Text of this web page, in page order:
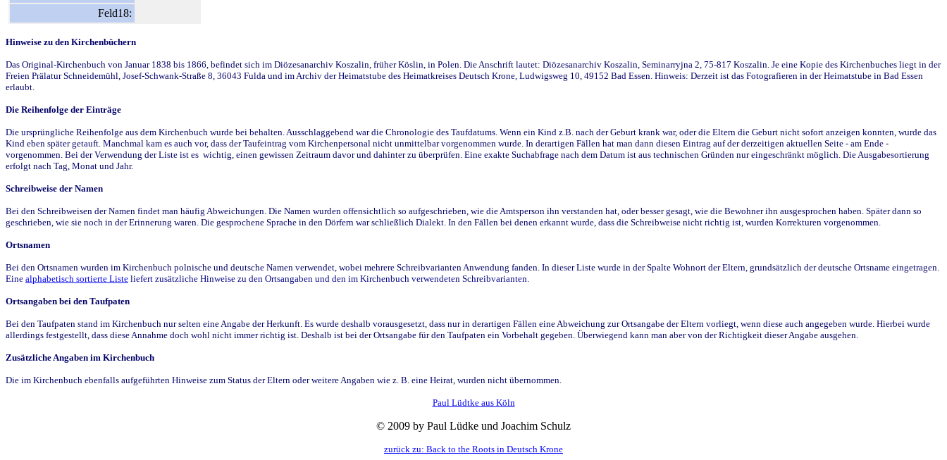
Feld18:
Hinweise zu den Kirchenbüchern
Das Original-Kirchenbuch von Januar 1838 bis 1866, befindet sich im Diözesanarchiv Koszalin, früher Köslin, in Polen. Die Anschrift lautet: Diözesanarchiv Koszalin, Seminarryjna 2, 75-817 Koszalin. Je eine Kopie des Kirchenbuches liegt in der
Freien Prälatur Schneidemühl, Josef-Schwank-Straße 8, 36043 Fulda und im Archiv der Heimatstube des Heimatkreises Deutsch Krone, Ludwigsweg 10, 49152 Bad Essen. Hinweis: Derzeit ist das Fotografieren in der Heimatstube in Bad Essen
erlaubt.
Die Reihenfolge der Einträge
Die ursprüngliche Reihenfolge aus dem Kirchenbuch wurde bei behalten. Ausschlaggebend war die Chronologie des Taufdatums. Wenn ein Kind z.B. nach der Geburt krank war, oder die Eltern die Geburt nicht sofort anzeigen konnten, wurde das
Kind eben später getauft. Manchmal kam es auch vor, dass der Taufeintrag vom Kirchenpersonal nicht unmittelbar vorgenommen wurde. In derartigen Fällen hat man dann diesen Eintrag auf der derzeitigen aktuellen Seite - am Ende -
vorgenommen. Bei der Verwendung der Liste ist es wichtig, einen gewissen Zeitraum davor und dahinter zu überprüfen. Eine exakte Suchabfrage nach dem Datum ist aus technischen Gründen nur eingeschränkt möglich. Die Ausgabesortierung
erfolgt nach Tag, Monat und Jahr.
Schreibweise der Namen
Bei den Schreibweisen der Namen findet man häufig Abweichungen. Die Namen wurden offensichtlich so aufgeschrieben, wie die Amtsperson ihn verstanden hat, oder besser gesagt, wie die Bewohner ihn ausgesprochen haben. Später dann so
geschrieben, wie sie noch in der Erinnerung waren. Die gesprochene Sprache in den Dörfern war schließlich Dialekt. In den Fällen bei denen erkannt wurde, dass die Schreibweise nicht richtig ist, wurden Korrekturen vorgenommen.
Ortsnamen
Bei den Ortsnamen wurden im Kirchenbuch polnische und deutsche Namen verwendet, wobei mehrere Schreibvarianten Anwendung fanden. In dieser Liste wurde in der Spalte Wohnort der Eltern, grundsätzlich der deutsche Ortsname eingetragen.
Eine alphabetisch sortierte Liste liefert zusätzliche Hinweise zu den Ortsangaben und den im Kirchenbuch verwendeten Schreibvarianten.
Ortsangaben bei den Taufpaten
Bei den Taufpaten stand im Kirchenbuch nur selten eine Angabe der Herkunft. Es wurde deshalb vorausgesetzt, dass nur in derartigen Fällen eine Abweichung zur Ortsangabe der Eltern vorliegt, wenn diese auch angegeben wurde. Hierbei wurde
allerdings festgestellt, dass diese Annahme doch wohl nicht immer richtig ist. Deshalb ist bei der Ortsangabe für den Taufpaten ein Vorbehalt gegeben. Überwiegend kann man aber von der Richtigkeit dieser Angabe ausgehen.
Zusätzliche Angaben im Kirchenbuch
Die im Kirchenbuch ebenfalls aufgeführten Hinweise zum Status der Eltern oder weitere Angaben wie z. B. eine Heirat, wurden nicht übernommen.
Paul Lüdtke aus Köln
© 2009 by Paul Lüdke und Joachim Schulz
zurück zu: Back to the Roots in Deutsch Krone